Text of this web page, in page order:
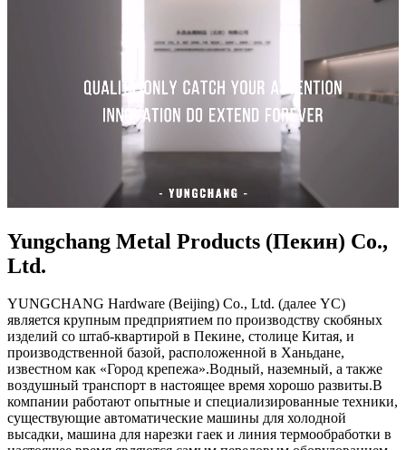
Yungchang Metal Products (Пекин) Co.,
Ltd.
YUNGCHANG Hardware (Beijing) Co., Ltd. (далее YC)
является крупным предприятием по производству скобяных
изделий со штаб-квартирой в Пекине, столице Китая, и
производственной базой, расположенной в Ханьдане,
известном как «Город крепежа».Водный, наземный, а также
воздушный транспорт в настоящее время хорошо развиты.В
компании работают опытные и специализированные техники,
существующие автоматические машины для холодной
высадки, машина для нарезки гаек и линия термообработки в